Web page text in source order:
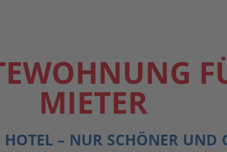
MIETER
– NUR SCHÖ­NER UND